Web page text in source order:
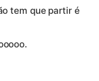
tem que partir é